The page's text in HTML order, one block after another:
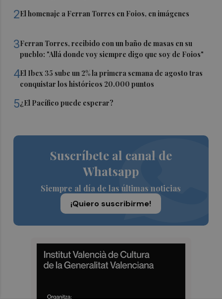
2El homenaje a Ferran Torres en Foios, en imágenes
3Ferran Torres, recibido con un baño de masas en su
pueblo: "Allá donde voy siempre digo que soy de Foios"
4El Ibex 35 sube un 2% la primera semana de agosto tras
conquistar los históricos 20.000 puntos
5¿El Pacífico puede esperar?
Suscríbete al canal de
Whatsapp
Siempre al día de las últimas noticias
¡Quiero suscribirme!